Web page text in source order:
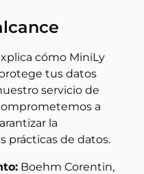
cómo MiniLy
tus datos
servicio de
a
la
prácticas de datos.
Boehm Corentin,